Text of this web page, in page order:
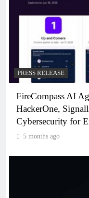
PRESS RELEASE
FireCompass AI
HackerOne,
Cybersecurity for
5 months ago